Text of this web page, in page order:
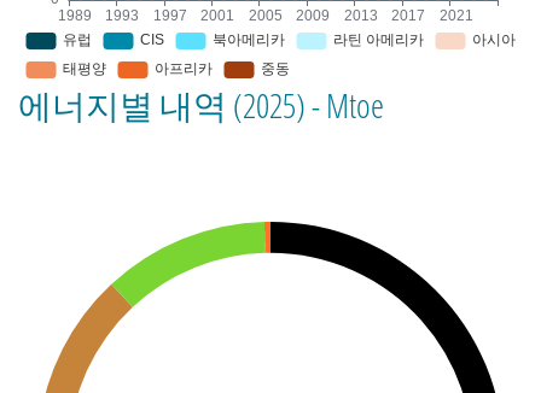
에너지별 내역 (2025) - Mtoe